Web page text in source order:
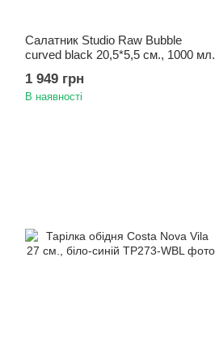
Салатник Studio Raw Bubble
curved black 20,5*5,5 см., 1000 мл.
1 949 грн
В наявності